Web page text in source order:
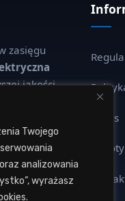
Twojego
analizowania
wyrażasz
zasięgu
jakości
kabli,
osprzętu
O nas